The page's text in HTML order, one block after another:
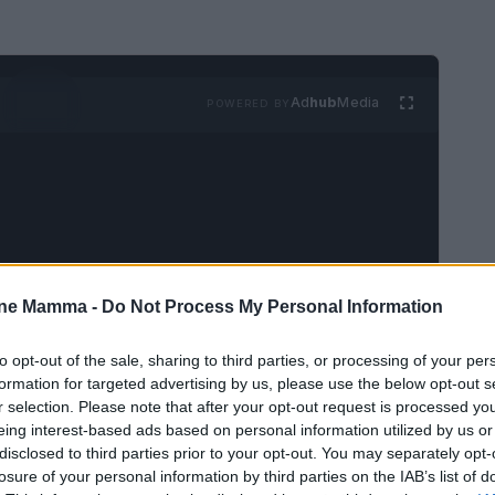
Mamma - Do Not Process My Personal Information
opt-out of the sale, sharing to third parties, or processing of your
for targeted advertising by us, please use the below opt-out
selection. Please note that after your opt-out request is processed
interest-based ads based on personal information utilized by us
to third parties prior to your opt-out. You may separately
of your personal information by third parties on the IAB’s list of
AdhubMedia
più impegnativi e complessi da ricoprire. Non
quotidiane dei bambini, ma implica la
che non conoscono soste. A differenza di
un figlio non esistono pause o ferie.
a un fenomeno noto comeburnout